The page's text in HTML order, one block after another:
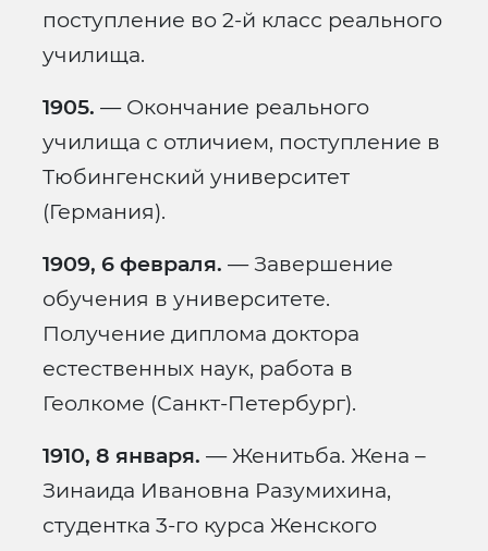
поступление во 2-й класс реального
училища.
1905. — Окончание реального
училища с отличием, поступление в
Тюбингенский университет
(Германия).
1909, 6 февраля. — Завершение
обучения в университете.
Получение диплома доктора
естественных наук, работа в
Геолкоме (Санкт-Петербург).
1910, 8 января. — Женитьба. Жена –
Зинаида Ивановна Разумихина,
студентка 3-го курса Женского